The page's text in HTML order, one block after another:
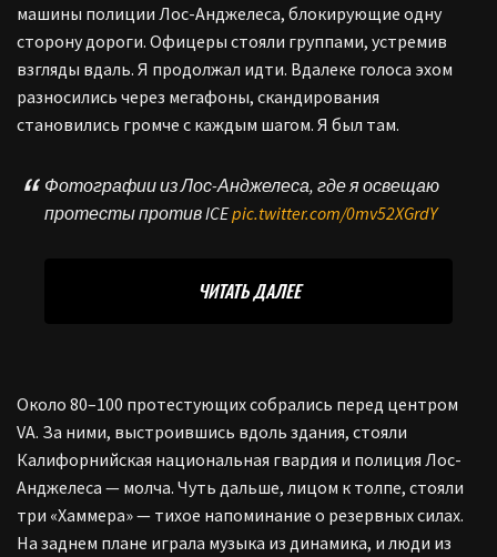
машины полиции Лос-Анджелеса, блокирующие одну
сторону дороги. Офицеры стояли группами, устремив
взгляды вдаль. Я продолжал идти. Вдалеке голоса эхом
разносились через мегафоны, скандирования
становились громче с каждым шагом. Я был там.
Фотографии из Лос-Анджелеса, где я освещаю
протесты против ICEpic.twitter.com/0mv52XGrdY
ЧИТАТЬ ДАЛЕЕ
Около 80–100 протестующих собрались перед центром
VA. За ними, выстроившись вдоль здания, стояли
Калифорнийская национальная гвардия и полиция Лос-
Анджелеса — молча. Чуть дальше, лицом к толпе, стояли
три «Хаммера» — тихое напоминание о резервных силах.
На заднем плане играла музыка из динамика, и люди из